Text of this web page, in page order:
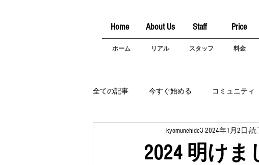
Home About Us Staff Price
ホーム リアル スタッフ 料金
全ての記事 今すぐ始める コミュニティ
2024 明け
kyomunehide3 2024年1月2日 読